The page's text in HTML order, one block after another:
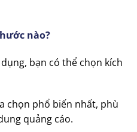
nào?
bạn có thể chọn kích
chọn phổ biến nhất, phù
quảng cáo.